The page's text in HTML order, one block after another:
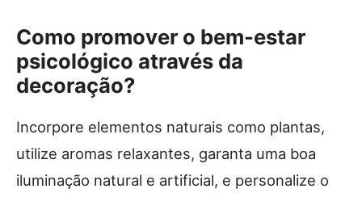
Como promover o bem-estar
psicológico através da
decoração?
Incorpore elementos naturais como plantas,
utilize aromas relaxantes, garanta uma boa
iluminação natural e artificial, e personalize o